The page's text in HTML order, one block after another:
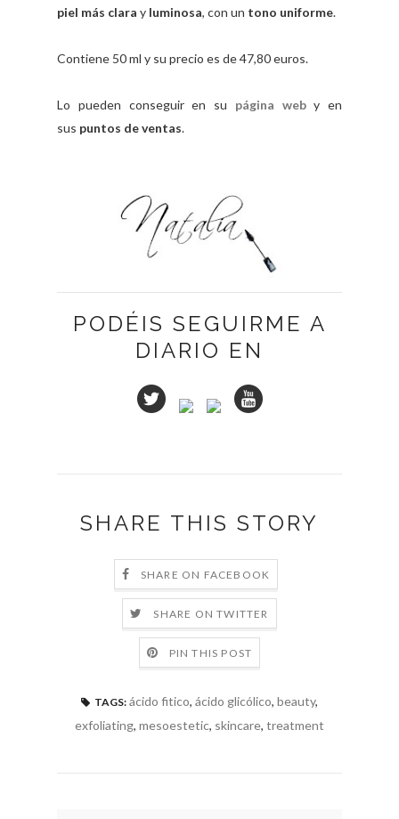
piel más clara y luminosa, con un tono uniforme.
Contiene 50 ml y su precio es de 47,80 euros.
Lo pueden conseguir en su página weby en
sus puntos de ventas.
PODÉIS SEGUIRME A
DIARIO EN
SHARE THIS STORY
SHARE ON FACEBOOK
SHARE ON TWITTER
PIN THIS POST
TAGS: ácido fitico, ácido glicólico, beauty,
exfoliating, mesoestetic, skincare, treatment